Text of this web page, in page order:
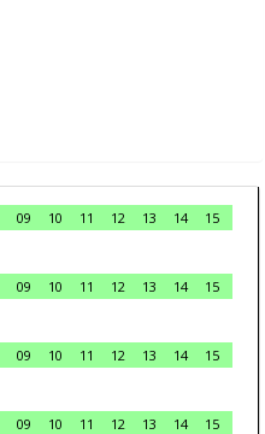
09 10 11 12 13 14
15
09 10 11 12 13 14
15
09 10 11 12 13 14
15
09 10 11 12 13 14
15